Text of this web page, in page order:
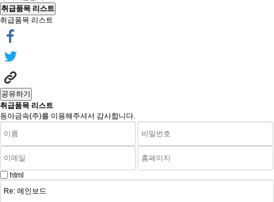
취급품목 리스트
취급품목 리스트
공유하기
취급품목 리스트
동아금속(주)를 이용해주셔서 감사합니다.
html